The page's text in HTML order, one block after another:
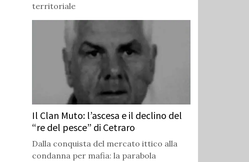
territoriale
Il Clan Muto: l’ascesa e il declino del
“re del pesce” di Cetraro
Dalla conquista del mercato ittico alla
condanna per mafia: la parabola